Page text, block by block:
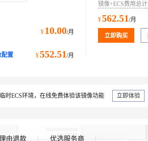
¥ 10.00/月
配置 ¥552.51 /月
镜像+ECS费用总计
¥562.51 /月
立即购买
时ECS环境，在线免费体验该镜像功能 立即体验
由退款 优选服务商